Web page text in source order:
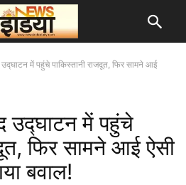
उद्घाटन में पहुंचे पाकिस्तानी राजदूत, फिर सामने आई
उद्घाटन में पहुंचे
फिर सामने आई ऐसी
बवाल!